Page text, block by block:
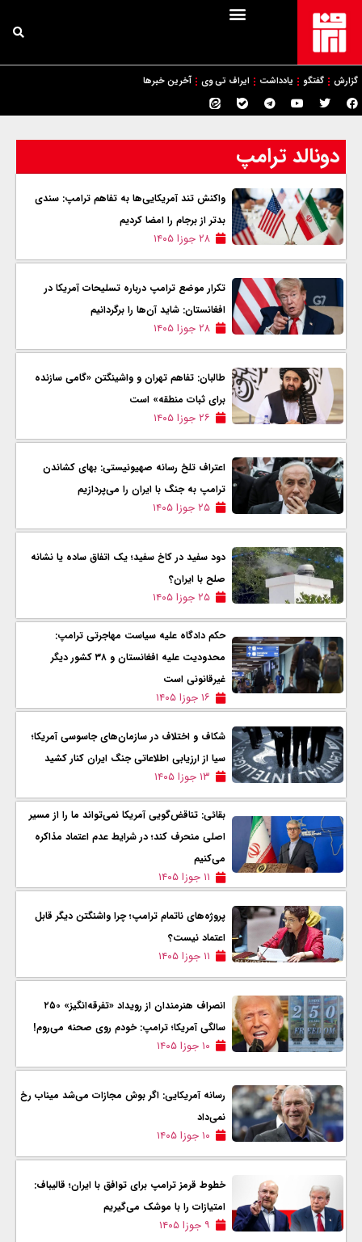
گزارش گفتگو یادداشت ایراف تی وی آخرین خبرها
دونالد ترامپ
واکنش تند آمریکایی‌ها به تفاهم ترامپ: سندی
بدتر از برجام را امضا کردیم
۲۸ جوزا ۱۴۰۵
تکرار موضع ترامپ درباره تسلیحات آمریکا در
افغانستان: شايد آن‌ها را برگردانیم
۲۸ جوزا ۱۴۰۵
طالبان: تفاهم تهران و واشینگتن «گامی سازنده
برای ثبات منطقه» است
۲۶ جوزا ۱۴۰۵
اعتراف تلخ رسانه صهیونیستی: بهای کشاندن
ترامپ به جنگ با ایران را می‌پردازیم
۲۵ جوزا ۱۴۰۵
دود سفید در کاخ سفید؛ یک اتفاق ساده یا نشانه
صلح با ایران؟
۲۵ جوزا ۱۴۰۵
حکم دادگاه علیه سیاست مهاجرتی ترامپ:
محدودیت‌ علیه افغانستان و ۳۸ کشور دیگر
غیرقانونی است
۱۶ جوزا ۱۴۰۵
شکاف و اختلاف در سازمان‌های جاسوسی آمریکا؛
سیا از ارزیابی اطلاعاتی جنگ ایران کنار کشید
۱۳ جوزا ۱۴۰۵
بقائی: تناقض‌گویی آمریکا نمی‌تواند ما را از مسیر
اصلی منحرف کند؛ در شرایط عدم اعتماد مذاکره
می‌کنیم
۱۱ جوزا ۱۴۰۵
پروژه‌های ناتمام ترامپ؛ چرا واشنگتن دیگر قابل
اعتماد نیست؟
۱۱ جوزا ۱۴۰۵
انصراف هنرمندان از رویداد «تفرقه‌انگیز» ۲۵۰
سالگی آمریکا؛ ترامپ: خودم روی صحنه می‌روم!
۱۰ جوزا ۱۴۰۵
رسانه آمریکایی: اگر بوش مجازات می‌شد میناب رخ
نمی‌داد
۱۰ جوزا ۱۴۰۵
خطوط قرمز ترامپ برای توافق با ایران؛ قالیباف:
امتیازات را با موشک می‌گیریم
۹ جوزا ۱۴۰۵